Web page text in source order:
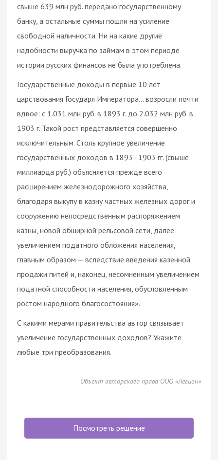
свыше 639 млн руб. передано государственному
банку, а остальные суммы пошли на усиление
свободной наличности. Ни на какие другие
надобности выручка по займам в этом периоде
истории русских финансов не была употреблена.
Государственные доходы в первые 10 лет
царствования Государя Императора… возросли почти
вдвое: с 1.031 млн руб. в 1893 г. до 2.032 млн руб. в
1903 г. Такой рост представляется совершенно
исключительным. Столь крупное увеличение
государственных доходов в 1893–1903 гг. (свыше
миллиарда руб.) объясняется прежде всего
расширением железнодорожного хозяйства,
благодаря выкупу в казну частных железных дорог и
сооружению непосредственным распоряжением
казны, новой обширной рельсовой сети, далее
увеличением податного обложения населения,
главным образом — вследствие введения казенной
продажи питей и, наконец, несомненным увеличением
податной способности населения, обусловленным
ростом народного благосостояния».
С какими мерами правительства автор связывает
увеличение государственных доходов? Укажите
любые три преобразования.
Объект авторского права ООО «Легион»
Посмотреть решение